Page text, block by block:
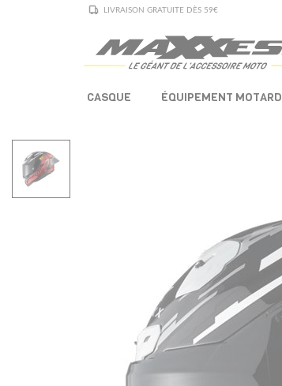
LIVRAISON GRATUITE DÈS 59€
CASQUE ÉQUIPEMENT MOTARD